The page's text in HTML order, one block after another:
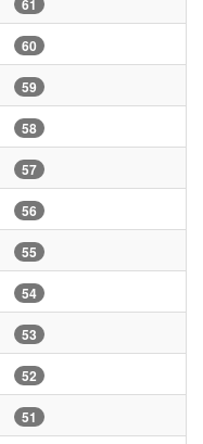
61
60
59
58
57
56
55
54
53
52
51